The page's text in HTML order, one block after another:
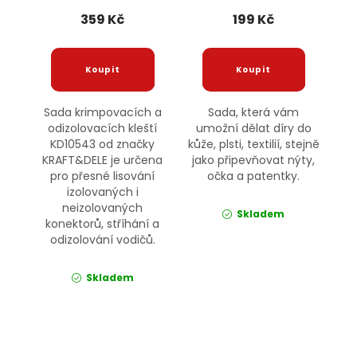
KRAFT&DELE
359 Kč
Sada krimpovacích a
odizolovacích kleští
KD10543 od značky
KRAFT&DELE je určena
pro přesné lisování
izolovaných i
neizolovaných
konektorů, stříhání a
odizolování vodičů.
Skladem
199 Kč
Sada, která vám
umožní dělat díry do
kůže, plsti, textilií, stejně
jako připevňovat nýty,
očka a patentky.
Skladem